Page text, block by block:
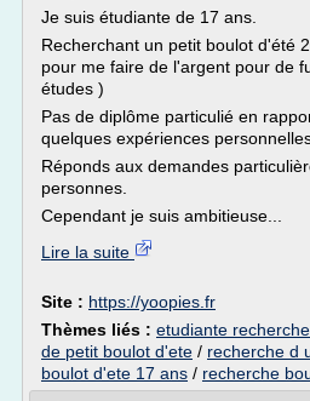
Je suis étudiante de 17 ans.
Recherchant un petit boulot d'été
pour me faire de l'argent pour de
études )
Pas de diplôme particulié en
quelques expériences
Réponds aux demandes
personnes.
Cependant je suis ambitieuse...
Lire la suite
Site : https://yoopies.fr
Thèmes liés : etudiante
de petit boulot d'ete / recherche d
boulot d'ete 17 ans / recherche